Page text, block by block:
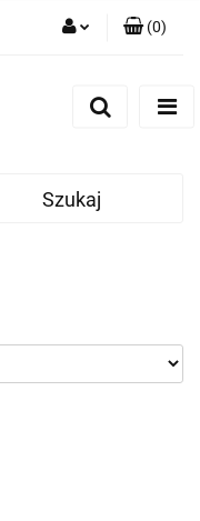
(0)
Szukaj